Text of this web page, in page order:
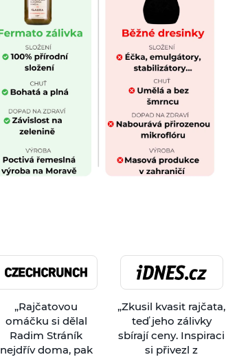
„Rajčatovou
omáčku si dělal
Radim Stráník
nejdřív doma, pak
„Zkusil kvasit rajčata,
teď jeho zálivky
sbírají ceny. Inspiraci
si přivezl z